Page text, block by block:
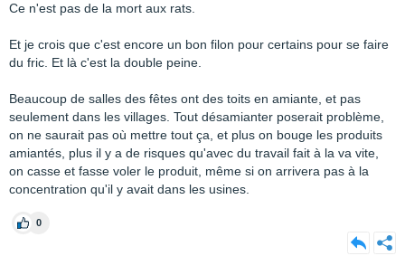
Ce n'est pas de la mort aux rats.
Et je crois que c'est encore un bon filon pour certains pour se faire
du fric. Et là c'est la double peine.
Beaucoup de salles des fêtes ont des toits en amiante, et pas
seulement dans les villages. Tout désamianter poserait problème,
on ne saurait pas où mettre tout ça, et plus on bouge les produits
amiantés, plus il y a de risques qu'avec du travail fait à la va vite,
on casse et fasse voler le produit, même si on arrivera pas à la
concentration qu'il y avait dans les usines.
0